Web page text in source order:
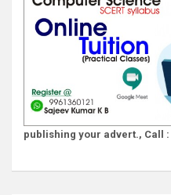
publishing your advert., Call :